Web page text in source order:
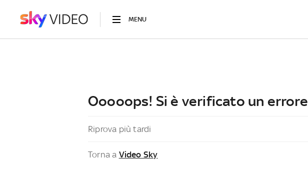
MENU
Ooooops! Si è verificato un errore
Riprova più tardi
Torna a Video Sky